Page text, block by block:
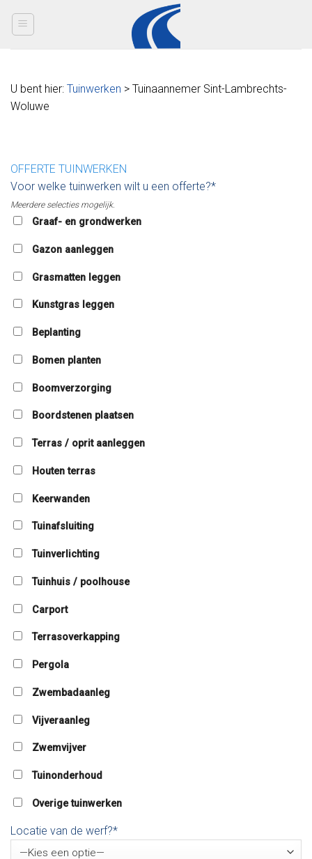
U bent hier: Tuinwerken > Tuinaannemer Sint-Lambrechts-
Woluwe
OFFERTE TUINWERKEN
Voor welke tuinwerken wilt u een offerte?*
Meerdere selecties mogelijk.
Graaf- en grondwerken
Gazon aanleggen
Grasmatten leggen
Kunstgras leggen
Beplanting
Bomen planten
Boomverzorging
Boordstenen plaatsen
Terras / oprit aanleggen
Houten terras
Keerwanden
Tuinafsluiting
Tuinverlichting
Tuinhuis / poolhouse
Carport
Terrasoverkapping
Pergola
Zwembadaanleg
Vijveraanleg
Zwemvijver
Tuinonderhoud
Overige tuinwerken
Locatie van de werf?*